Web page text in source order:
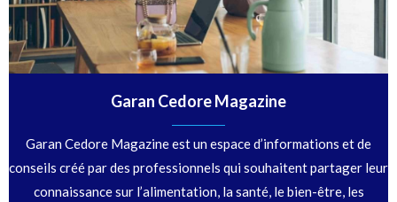
Garan Cedore Magazine
Garan Cedore Magazine est un espace d’informations et de
conseils créé par des professionnels qui souhaitent partager leur
connaissance sur l’alimentation, la santé, le bien-être, les